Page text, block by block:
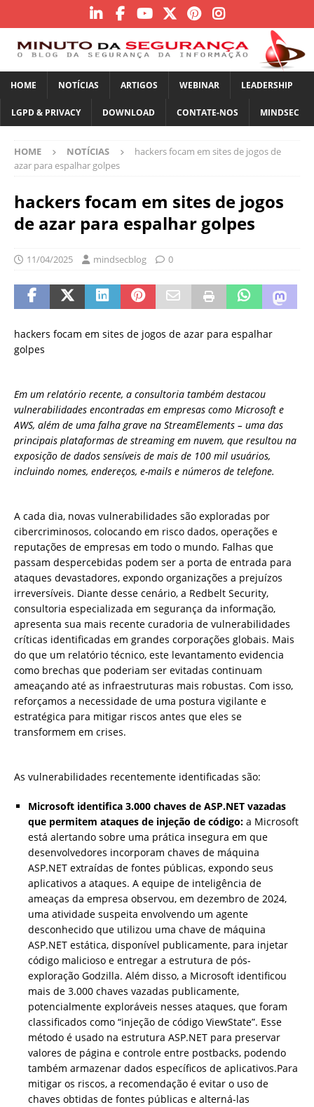
HOME NOTÍCIAS ARTIGOS WEBINAR LEADERSHIP
LGPD & PRIVACY DOWNLOAD CONTATE-NOS MINDSEC
HOME NOTÍCIAS
hackers focam em sites de jogos de
azar para espalhar golpes
hackers focam em sites de jogos
de azar para espalhar golpes
11/04/2025 mindsecblog 0
hackers focam em sites de jogos de azar para espalhar
golpes
Em um relatório recente, a consultoria também destacou
vulnerabilidades encontradas em empresas como Microsoft e
AWS, além de uma falha grave na StreamElements – uma das
principais plataformas de streaming em nuvem, que resultou na
exposição de dados sensíveis de mais de 100 mil usuários,
incluindo nomes, endereços, e-mails e números de telefone.
A cada dia, novas vulnerabilidades são exploradas por
cibercriminosos, colocando em risco dados, operações e
reputações de empresas em todo o mundo. Falhas que
passam despercebidas podem ser a porta de entrada para
ataques devastadores, expondo organizações a prejuízos
irreversíveis. Diante desse cenário, a Redbelt Security,
consultoria especializada em segurança da informação,
apresenta sua mais recente curadoria de vulnerabilidades
críticas identificadas em grandes corporações globais. Mais
do que um relatório técnico, este levantamento evidencia
como brechas que poderiam ser evitadas continuam
ameaçando até as infraestruturas mais robustas. Com isso,
reforçamos a necessidade de uma postura vigilante e
estratégica para mitigar riscos antes que eles se
transformem em crises.
As vulnerabilidades recentemente identificadas são:
Microsoft identifica 3.000 chaves de ASP.NET vazadas
que permitem ataques de injeção de código: a Microsoft
está alertando sobre uma prática insegura em que
desenvolvedores incorporam chaves de máquina
ASP.NET extraídas de fontes públicas, expondo seus
aplicativos a ataques. A equipe de inteligência de
ameaças da empresa observou, em dezembro de 2024,
uma atividade suspeita envolvendo um agente
desconhecido que utilizou uma chave de máquina
ASP.NET estática, disponível publicamente, para injetar
código malicioso e entregar a estrutura de pós-
exploração Godzilla. Além disso, a Microsoft identificou
mais de 3.000 chaves vazadas publicamente,
potencialmente exploráveis nesses ataques, que foram
classificados como “injeção de código ViewState”. Esse
método é usado na estrutura ASP.NET para preservar
valores de página e controle entre postbacks, podendo
também armazenar dados específicos de aplicativos.Para
mitigar os riscos, a recomendação é evitar o uso de
chaves obtidas de fontes públicas e alterná-las